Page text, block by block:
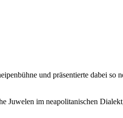
und präsentierte dabei so
Juwelen im neapolitanischen